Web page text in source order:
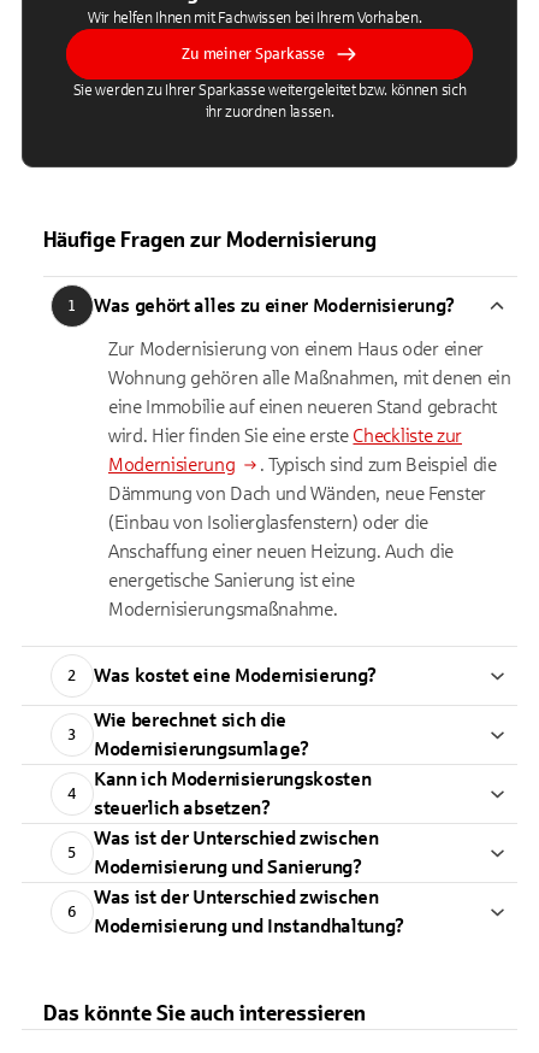
Wir helfen Ihnen mit Fachwissen bei Ihrem Vorhaben.
Zu meiner Sparkasse
Sie werden zu Ihrer Sparkasse weitergeleitet bzw. können sich
ihr zuordnen lassen.
Häufige Fragen zur Modernisierung
1 Was gehört alles zu einer Modernisierung?
Zur Modernisierung von einem Haus oder einer
Wohnung gehören alle Maßnahmen, mit denen ein
eine Immobilie auf einen neueren Stand gebracht
wird. Hier finden Sie eine erste Checkliste zur
Modernisierung
. Typisch sind zum Beispiel die
Dämmung von Dach und Wänden, neue Fenster
(Einbau von Isolierglasfenstern) oder die
Anschaffung einer neuen Heizung. Auch die
energetische Sanierung ist eine
Modernisierungsmaßnahme.
2 Was kostet eine Modernisierung?
3
Wie berechnet sich die
Modernisierungsumlage?
4
Kann ich Modernisierungskosten
steuerlich absetzen?
5
Was ist der Unterschied zwischen
Modernisierung und Sanierung?
6
Was ist der Unterschied zwischen
Modernisierung und Instandhaltung?
Das könnte Sie auch interessieren